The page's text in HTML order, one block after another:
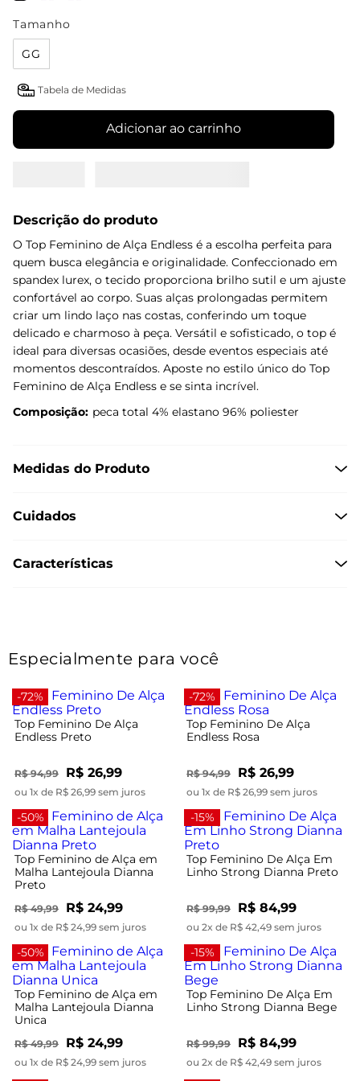
Tamanho
GG
Tabela de Medidas
Adicionar ao carrinho
Descrição do produto
O Top Feminino de Alça Endless é a escolha perfeita para
quem busca elegância e originalidade. Confeccionado em
spandex lurex, o tecido proporciona brilho sutil e um ajuste
confortável ao corpo. Suas alças prolongadas permitem
criar um lindo laço nas costas, conferindo um toque
delicado e charmoso à peça. Versátil e sofisticado, o top é
ideal para diversas ocasiões, desde eventos especiais até
momentos descontraídos. Aposte no estilo único do Top
Feminino de Alça Endless e se sinta incrível.
Composição: peca total 4% elastano 96% poliester
Medidas do Produto
Cuidados
Características
Especialmente para você
-72%
Top Feminino De Alça
Endless Preto
R$ 94,99 R$ 26,99
ou 1x de R$ 26,99 sem juros
-72%
Top Feminino De Alça
Endless Rosa
R$ 94,99 R$ 26,99
ou 1x de R$ 26,99 sem juros
-50%
Top Feminino de Alça em
Malha Lantejoula Dianna
Preto
R$ 49,99 R$ 24,99
ou 1x de R$ 24,99 sem juros
-15%
Top Feminino De Alça Em
Linho Strong Dianna Preto
R$ 99,99 R$ 84,99
ou 2x de R$ 42,49 sem juros
-50%
Top Feminino de Alça em
Malha Lantejoula Dianna
Unica
R$ 49,99 R$ 24,99
ou 1x de R$ 24,99 sem juros
-15%
Top Feminino De Alça Em
Linho Strong Dianna Bege
R$ 99,99 R$ 84,99
ou 2x de R$ 42,49 sem juros